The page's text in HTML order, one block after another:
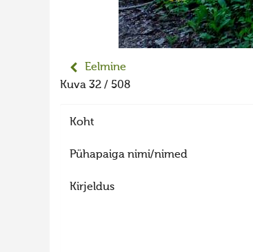
Eelmine
Kuva 32 / 508
Koht
Pühapaiga nimi/nimed
Kirjeldus